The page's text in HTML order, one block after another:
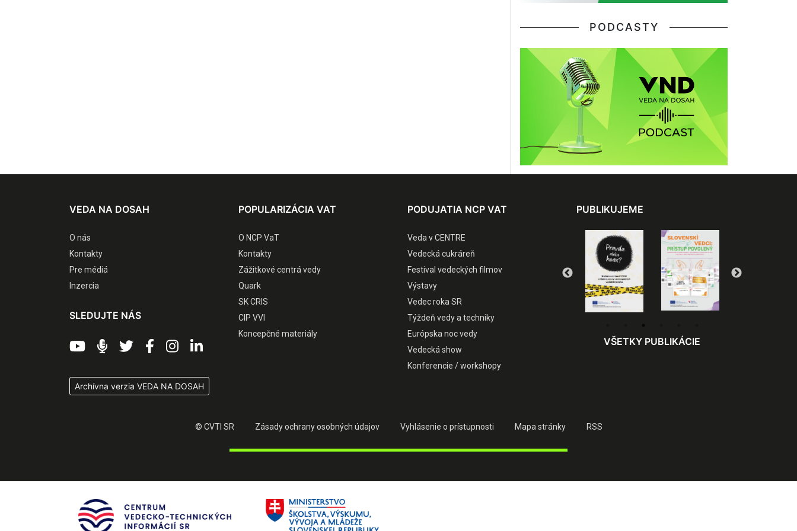
PODCASTY
VEDA NA DOSAH
O nás
Kontakty
Pre médiá
Inzercia
SLEDUJTE NÁS
Archívna verzia VEDA NA DOSAH
POPULARIZÁCIA VAT
O NCP VaT
Kontakty
Zážitkové centrá vedy
Quark
SK CRIS
CIP VVI
Koncepčné materiály
PODUJATIA NCP VAT
Veda v CENTRE
Vedecká cukráreň
Festival vedeckých filmov
Výstavy
Vedec roka SR
Týždeň vedy a techniky
Európska noc vedy
Vedecká show
Konferencie / workshopy
PUBLIKUJEME
VŠETKY PUBLIKÁCIE
© CVTI SR Zásady ochrany osobných údajov Vyhlásenie o prístupnosti Mapa stránky RSS